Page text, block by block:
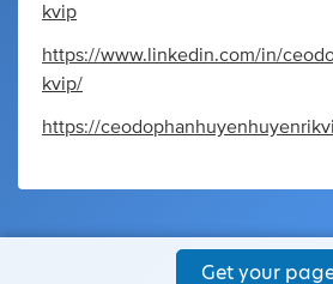
kvip
https://www.linkedin.com/in/
kvip/
https://
Get your